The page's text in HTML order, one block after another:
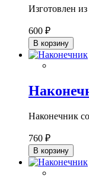
Изготовлен
600 ₽
В корзину
Наконечник
760 ₽
В корзину